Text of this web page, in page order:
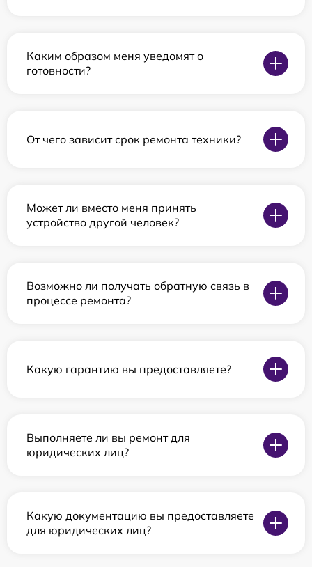
Каким образом меня уведомят о
готовности?
От чего зависит срок ремонта техники?
Может ли вместо меня принять
устройство другой человек?
Возможно ли получать обратную связь в
процессе ремонта?
Какую гарантию вы предоставляете?
Выполняете ли вы ремонт для
юридических лиц?
Какую документацию вы предоставляете
для юридических лиц?